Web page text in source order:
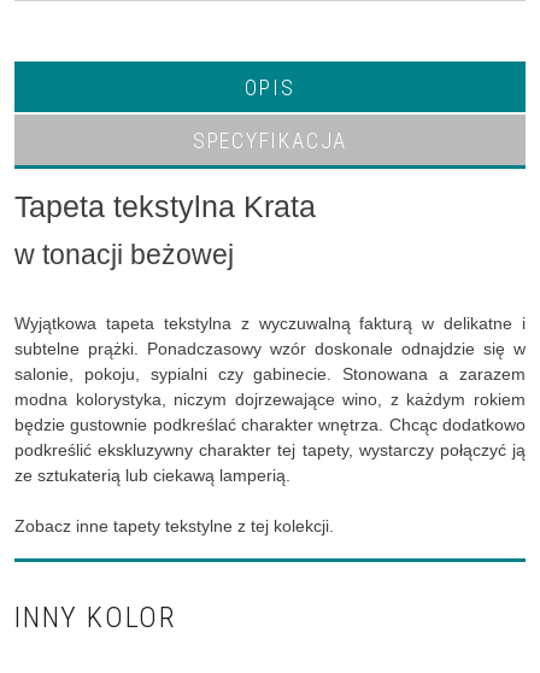
OPIS
SPECYFIKACJA
Tapeta tekstylna Krata
w tonacji beżowej
Wyjątkowa tapeta tekstylna z wyczuwalną fakturą w delikatne i
subtelne prążki. Ponadczasowy wzór doskonale odnajdzie się w
salonie, pokoju, sypialni czy gabinecie. Stonowana a zarazem
modna kolorystyka, niczym dojrzewające wino, z każdym rokiem
będzie gustownie podkreślać charakter wnętrza. Chcąc dodatkowo
podkreślić ekskluzywny charakter tej tapety, wystarczy połączyć ją
ze sztukaterią lub ciekawą lamperią.
Zobacz inne tapety tekstylne z tej kolekcji.
INNY KOLOR